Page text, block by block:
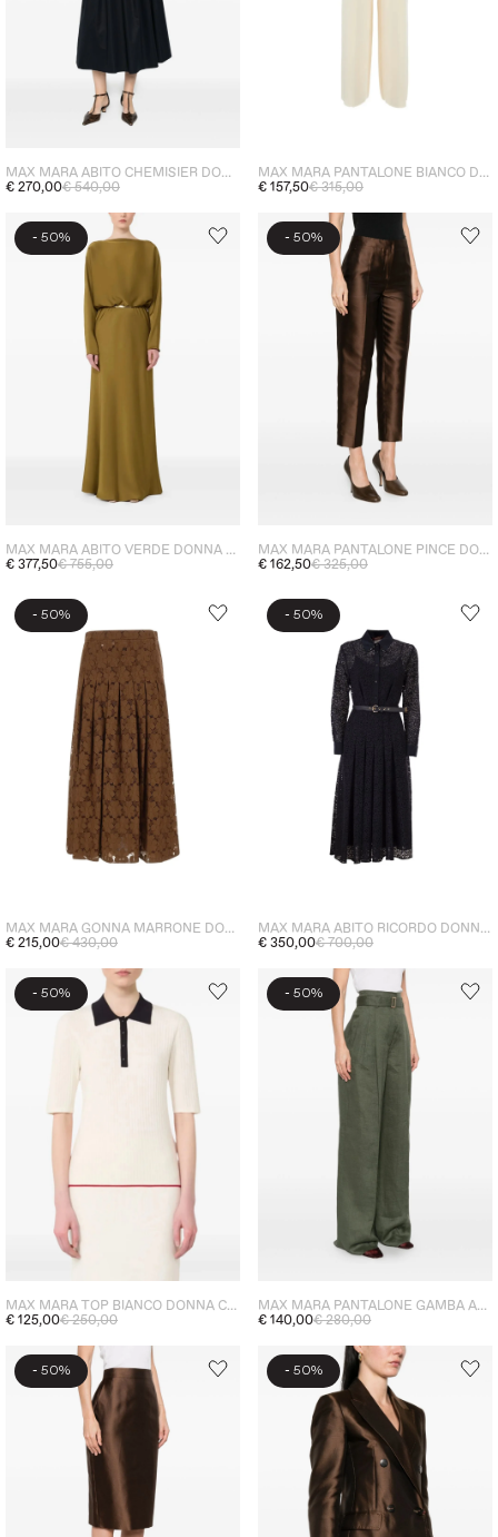
MAX MARA ABITO CHEMISIER DONNA NERO
€ 270,00€ 540,00
MAX MARA PANTALONE BIANCO DONNA CADY
€ 157,50€ 315,00
- 50%
MAX MARA ABITO VERDE DONNA PENTOLA
€ 377,50€ 755,00
- 50%
MAX MARA PANTALONE PINCE DONNA MARRONE
€ 162,50€ 325,00
- 50%
MAX MARA GONNA MARRONE DONNA MIDI PIZZO
€ 215,00€ 430,00
- 50%
MAX MARA ABITO RICORDO DONNA NERO
€ 350,00€ 700,00
- 50%
MAX MARA TOP BIANCO DONNA CON COLLETTO
€ 125,00€ 250,00
- 50%
MAX MARA PANTALONE GAMBA AMPIA DONNA VERDE
€ 140,00€ 280,00
- 50% - 50%